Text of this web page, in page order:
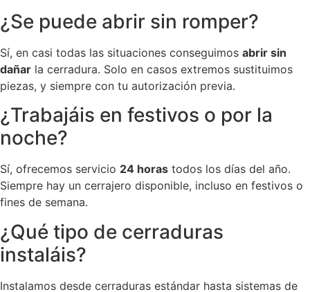
¿Se puede abrir sin romper?
Sí, en casi todas las situaciones conseguimos abrir sin
dañar la cerradura. Solo en casos extremos sustituimos
piezas, y siempre con tu autorización previa.
¿Trabajáis en festivos o por la
noche?
Sí, ofrecemos servicio 24 horas todos los días del año.
Siempre hay un cerrajero disponible, incluso en festivos o
fines de semana.
¿Qué tipo de cerraduras
instaláis?
Instalamos desde cerraduras estándar hasta sistemas de